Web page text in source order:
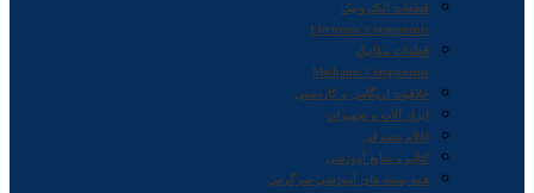
قطعات الکترونیک
Electronic Components
قطعات مکانیک
Mechanic Components
خلاقیت اریگامی و کاردستی
ابزار آلات و تجهیزات
اقلام مصرفی
کتاب و منابع آموزشی
همه بسته های آموزشی-سرگرمی